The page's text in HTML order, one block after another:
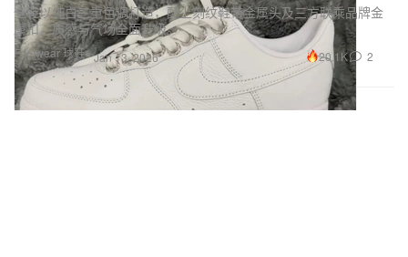
Footwear 球鞋
全鞋以纯白三重色调打造，配上刻纹鞋带金属头及三方联乘品牌金
属扣，质感与气场全面升级。
Jan 13, 2026 20.1K 2